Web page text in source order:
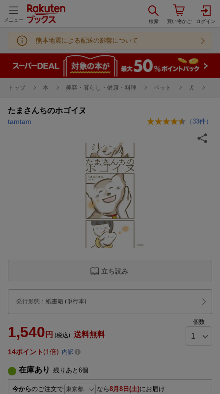
メニュー
熊本地震による配送の影響について
トップ 本 美容・暮らし・健康・料理 ペット 犬
たまさんちのホゴイヌ
tamtam （ 33件）
立ち読み
発行形態 ： 紙書籍 (単行本)
1,540 円 (税込) 送料無料
個数
14ポイント 1倍 内訳
在庫あり 残りあと 6個
今からのご注文で なら8月8日(土)にお届け